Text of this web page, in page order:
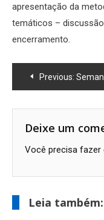
apresentação da
temáticos –
encerramento.
de
Post
Previous: Semana do
Deixe um
Você precisa fazer
Leia também: